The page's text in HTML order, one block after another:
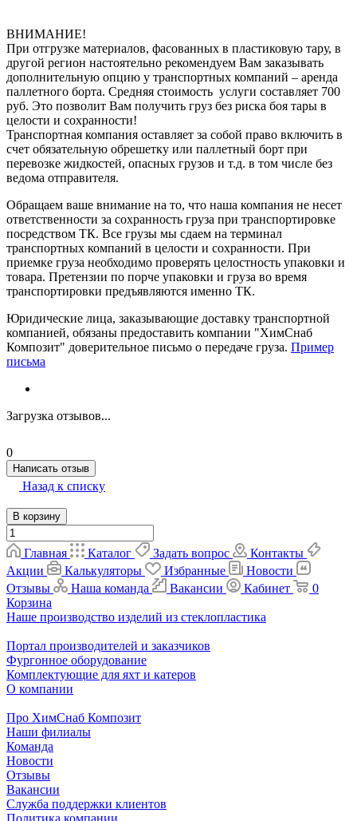
ВНИМАНИЕ!
При отгрузке материалов, фасованных в пластиковую тару, в
другой регион настоятельно рекомендуем Вам заказывать
дополнительную опцию у транспортных компаний – аренда
паллетного борта. Средняя стоимость услуги составляет 700
руб. Это позволит Вам получить груз без риска боя тары в
целости и сохранности!
Транспортная компания оставляет за собой право включить в
счет обязательную обрешетку или паллетный борт при
перевозке жидкостей, опасных грузов и т.д. в том числе без
ведома отправителя.
Обращаем ваше внимание на то, что наша компания не несет
ответственности за сохранность груза при транспортировке
посредством ТК. Все грузы мы сдаем на терминал
транспортных компаний в целости и сохранности. При
приемке груза необходимо проверять целостность упаковки и
товара. Претензии по порче упаковки и груза во время
транспортировки предъявляются именно ТК.
Юридические лица, заказывающие доставку транспортной
компанией, обязаны предоставить компании "ХимСнаб
Композит" доверительное письмо о передаче груза. Пример
письма
Загрузка отзывов...
0
Написать отзыв
Назад к списку
В корзину
Главная Каталог Задать вопрос
Контакты
Акции
Калькуляторы Избранные
Новости
Отзывы
Наша команда Вакансии Кабинет
0
Корзина
Наше производство изделий из стеклопластика
Портал производителей и заказчиков
Фургонное оборудование
Комплектующие для яхт и катеров
О компании
Про ХимСнаб Композит
Наши филиалы
Команда
Новости
Отзывы
Вакансии
Служба поддержки клиентов
Политика компании